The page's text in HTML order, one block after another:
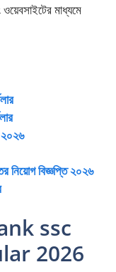
মাধ্যমে
২০২৬
নিয়োগ বিজ্ঞপ্তি ২০২৬
ssc
2026